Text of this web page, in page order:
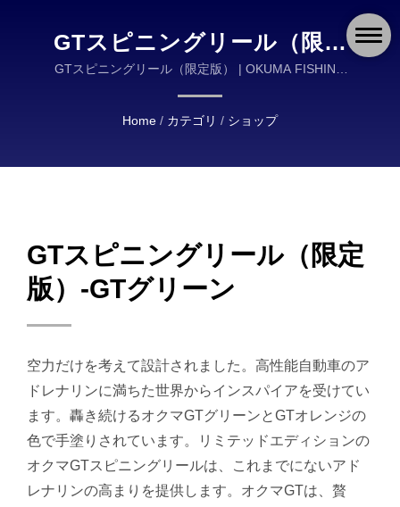
GTスピニングリール（限定
版）-GTグリーン | OKUMA
FISHING: 世界中の釣り人の
る機器
GTスピニングリール（限定版） | OKUMA FISHING
いて世界的なリーダーです。
Home / カテゴリ / ショップ
GTスピニングリール（限定
版）-GTグリーン
空力だけを考えて設計されました。高性能自動車のア
ドレナリンに満ちた世界からインスパイアを受けてい
ます。轟き続けるオクマGTグリーンとGTオレンジの
色で手塗りされています。リミテッドエディションの
オクマGTスピニングリールは、これまでにないアド
レナリンの高まりを提供します。オクマGTは、贅